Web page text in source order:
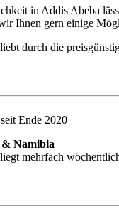
in Addis Abeba
Ihnen gern einige
durch die
& Namibia
mehrfach